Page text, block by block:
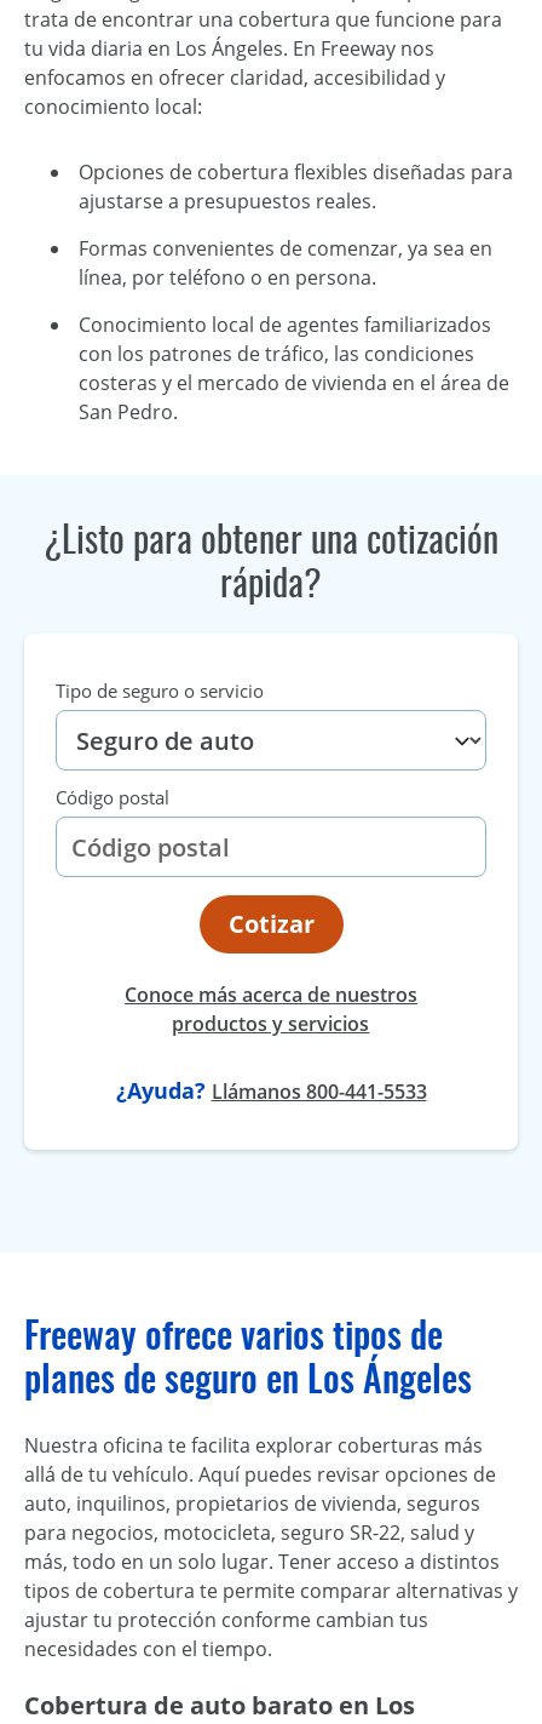
trata de encontrar una cobertura que funcione para
tu vida diaria en Los Ángeles. En Freeway nos
enfocamos en ofrecer claridad, accesibilidad y
conocimiento local:
Opciones de cobertura flexibles diseñadas para
ajustarse a presupuestos reales.
Formas convenientes de comenzar, ya sea en
línea, por teléfono o en persona.
Conocimiento local de agentes familiarizados
con los patrones de tráfico, las condiciones
costeras y el mercado de vivienda en el área de
San Pedro.
¿Listo para obtener una cotización
rápida?
Tipo de seguro o servicio
Código postal
Cotizar
Conoce más acerca de nuestros
productos y servicios
¿Ayuda? Llámanos 800-441-5533
Freeway ofrece varios tipos de
planes de seguro en Los Ángeles
Nuestra oficina te facilita explorar coberturas más
allá de tu vehículo. Aquí puedes revisar opciones de
auto, inquilinos, propietarios de vivienda, seguros
para negocios, motocicleta, seguro SR-22, salud y
más, todo en un solo lugar. Tener acceso a distintos
tipos de cobertura te permite comparar alternativas y
ajustar tu protección conforme cambian tus
necesidades con el tiempo.
Cobertura de auto barato en Los